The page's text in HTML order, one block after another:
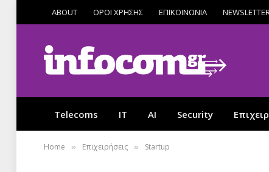
ABOUT ΟΡΟΙ ΧΡΗΣΗΣ ΕΠΙΚΟΙΝΩΝΙΑ NEWSLETTER
Telecoms IT AI Security
Home » Επιχειρήσεις » Startup